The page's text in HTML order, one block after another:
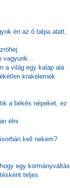
én az ő talpa alatt,
a világ egy kalap alá
krakélernek
a békés népeket, ez
élni.
kell nekem?
egy kormányváltás
teljes